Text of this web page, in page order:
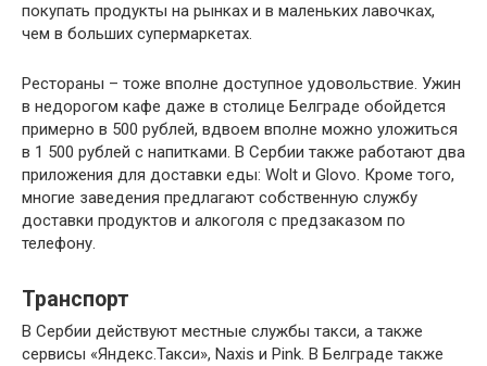
покупать продукты на рынках и в маленьких лавочках,
чем в больших супермаркетах.
Рестораны – тоже вполне доступное удовольствие. Ужин
в недорогом кафе даже в столице Белграде обойдется
примерно в 500 рублей, вдвоем вполне можно уложиться
в 1 500 рублей с напитками. В Сербии также работают два
приложения для доставки еды: Wolt и Glovo. Кроме того,
многие заведения предлагают собственную службу
доставки продуктов и алкоголя с предзаказом по
телефону.
Транспорт
В Сербии действуют местные службы такси, а также
сервисы «Яндекс.Такси», Naxis и Pink. В Белграде также